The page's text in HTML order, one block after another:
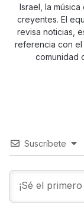
Israel, la
creyentes. El
revisa noticias,
referencia con
comunidad
Suscríbete